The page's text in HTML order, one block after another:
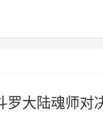
罗大陆魂师对